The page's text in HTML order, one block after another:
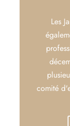
Les
comité